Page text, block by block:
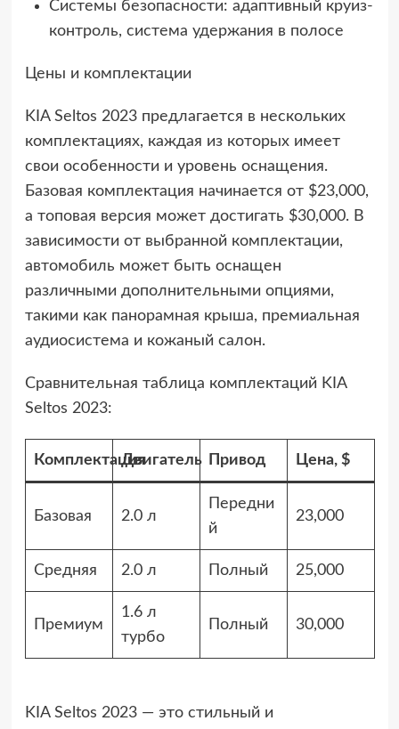
Системы безопасности: адаптивный круиз-
контроль, система удержания в полосе
Цены и комплектации
KIA Seltos 2023 предлагается в нескольких
комплектациях, каждая из которых имеет
свои особенности и уровень оснащения.
Базовая комплектация начинается от $23,000,
а топовая версия может достигать $30,000. В
зависимости от выбранной комплектации,
автомобиль может быть оснащен
различными дополнительными опциями,
такими как панорамная крыша, премиальная
аудиосистема и кожаный салон.
Сравнительная таблица комплектаций KIA
Seltos 2023:
КомплектацияДвигатель Привод Цена, $
Базовая 2.0 л
Передни
й
23,000
Средняя 2.0 л Полный 25,000
Премиум
1.6 л
турбо
Полный 30,000
KIA Seltos 2023 — это стильный и